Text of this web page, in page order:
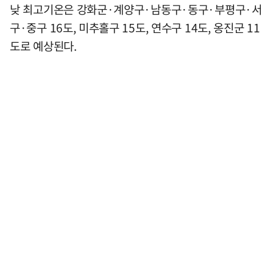
낮 최고기온은 강화군·계양구·남동구·동구·부평구·서
구·중구 16도, 미추홀구 15도, 연수구 14도, 옹진군 11
도로 예상된다.